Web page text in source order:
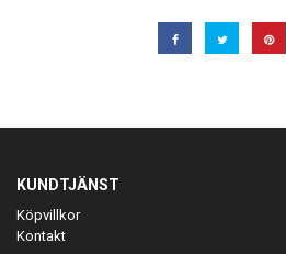
KUNDTJÄNST
Köpvillkor
Kontakt